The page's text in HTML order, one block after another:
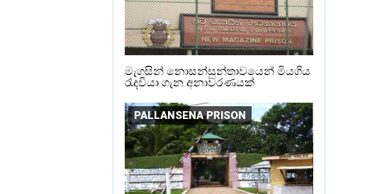
මැගසින් නොසන්සුන්තාවයෙන් මියගිය
රැදවියා ගැන අනාවරණයක්
PALLANSENA PRISON